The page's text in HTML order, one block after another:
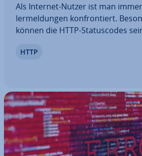
Als Internet-Nutzer ist man
ler­mel­dun­gen kon­fron­tiert.
können die HTTP-Sta­tus­codes
die Meldung „HTTP 400 – der Bad
HTTP